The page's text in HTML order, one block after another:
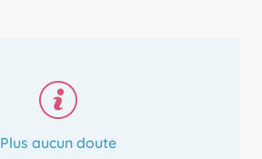
Plus aucun doute